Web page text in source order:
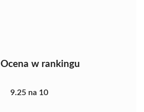
Ocena w rankingu
9.25 na 10